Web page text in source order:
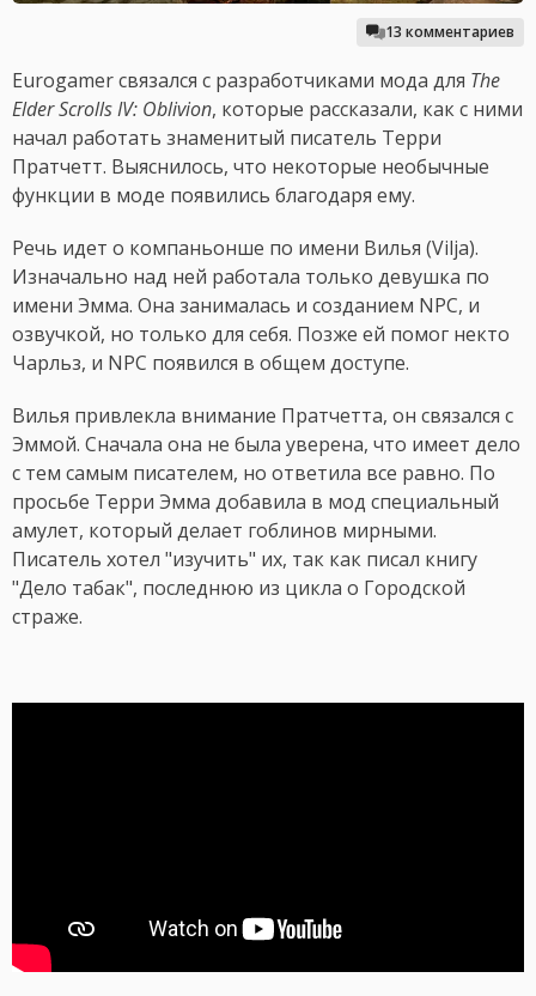
13 комментариев
Eurogamer связался с разработчиками мода для The
Elder Scrolls IV: Oblivion, которые рассказали, как с ними
начал работать знаменитый писатель Терри
Пратчетт. Выяснилось, что некоторые необычные
функции в моде появились благодаря ему.
Речь идет о компаньонше по имени Вилья (Vilja).
Изначально над ней работала только девушка по
имени Эмма. Она занималась и созданием NPC, и
озвучкой, но только для себя. Позже ей помог некто
Чарльз, и NPC появился в общем доступе.
Вилья привлекла внимание Пратчетта, он связался с
Эммой. Сначала она не была уверена, что имеет дело
с тем самым писателем, но ответила все равно. По
просьбе Терри Эмма добавила в мод специальный
амулет, который делает гоблинов мирными.
Писатель хотел "изучить" их, так как писал книгу
"Дело табак", последнюю из цикла о Городской
страже.